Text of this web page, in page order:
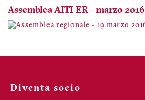
Assemblea AITI ER - marzo 2016
Diventa socio